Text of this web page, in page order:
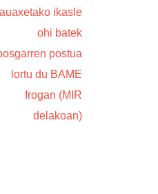
ikasle
ohi batek
postua
lortu du BAME
frogan (MIR
delakoan)